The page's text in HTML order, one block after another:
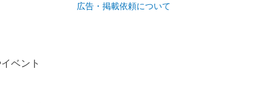
ベント
広告・掲載依頼について